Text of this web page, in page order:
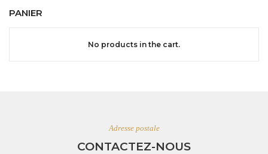
PANIER
No products in the cart.
Adresse postale
CONTACTEZ-NOUS